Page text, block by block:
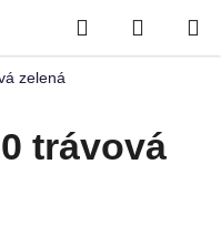
Hledat
KOŠÍK
zelená
trávová